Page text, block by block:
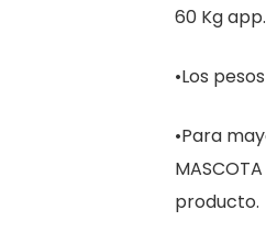
60 Kg app.
•Los pesos
•Para
producto.